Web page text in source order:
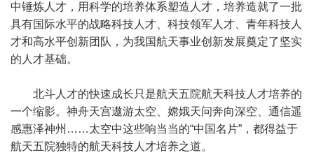
中锤炼人才，用科学的培养体系塑造人才，培养造就了一批
具有国际水平的战略科技人才、科技领军人才、青年科技人
才和高水平创新团队，为我国航天事业创新发展奠定了坚实
的人才基础。
北斗人才的快速成长只是航天五院航天科技人才培养的
一个缩影。神舟天宫遨游太空、嫦娥天问奔向深空、通信遥
感惠泽神州……太空中这些响当当的“中国名片”，都得益于
航天五院独特的航天科技人才培养之道。